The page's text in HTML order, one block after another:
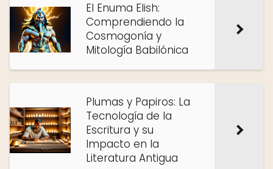
El Enuma Elish:
Comprendiendo la
Cosmogonía y
Mitología Babilónica
Plumas y Papiros: La
Tecnología de la
Escritura y su
Impacto en la
Literatura Antigua